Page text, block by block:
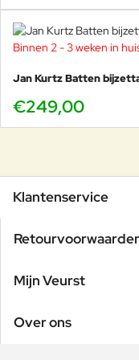
Binnen 2 - 3 weken in
Jan Kurtz Batten
€249,00
Klantenservice
Mijn Veurst
Over ons